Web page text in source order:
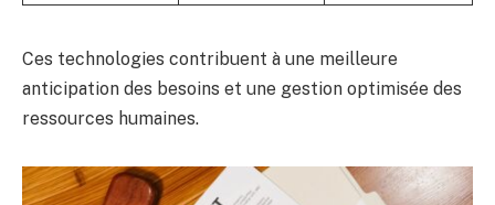
Ces technologies contribuent à une meilleure
anticipation des besoins et une gestion optimisée des
ressources humaines.